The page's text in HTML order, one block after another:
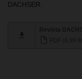
DACHSER.